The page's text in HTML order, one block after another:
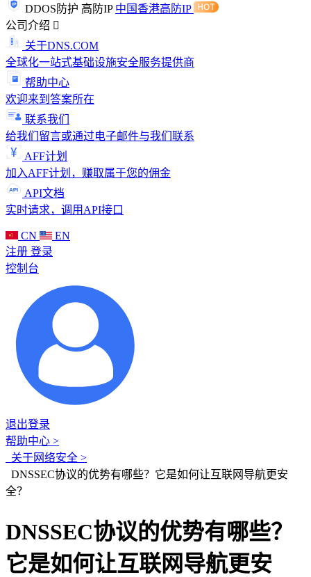
DDOS防护 高防IP 中国香港高防IP
公司介绍
关于DNS.COM
全球化一站式基础设施安全服务提供商
帮助中心
欢迎来到答案所在
联系我们
给我们留言或通过电子邮件与我们联系
AFF计划
加入AFF计划，赚取属于您的佣金
API文档
实时请求，调用API接口
CN
EN
注册 登录
控制台
退出登录
帮助中心 >
关于网络安全 >
DNSSEC协议的优势有哪些？它是如何让互联网导航更安
全？
DNSSEC协议的优势有哪些？
它是如何让互联网导航更安